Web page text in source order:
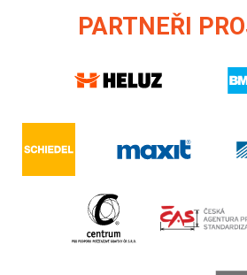
PARTNEŘI